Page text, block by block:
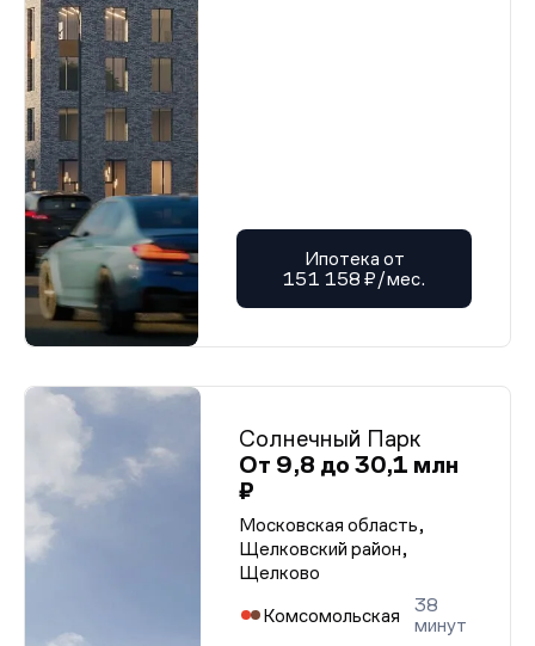
Ипотека от
151 158 ₽/мес.
Солнечный Парк
От 9,8 до 30,1 млн
₽
Московская область,
Щелковский район,
Щелково
Комсомольская
38
минут